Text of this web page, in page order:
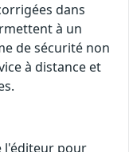
dans
à un
de sécurité non
à distance et
l'éditeur pour